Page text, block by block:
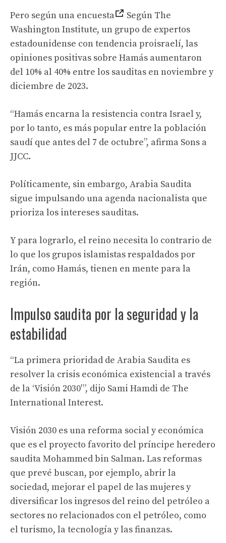
Pero según una encuesta
Según The
Washington Institute, un grupo de expertos
estadounidense con tendencia proisraelí, las
opiniones positivas sobre Hamás aumentaron
del 10% al 40% entre los sauditas en noviembre y
diciembre de 2023.
“Hamás encarna la resistencia contra Israel y,
por lo tanto, es más popular entre la población
saudí que antes del 7 de octubre”, afirma Sons a
JJCC.
Políticamente, sin embargo, Arabia Saudita
sigue impulsando una agenda nacionalista que
prioriza los intereses sauditas.
Y para lograrlo, el reino necesita lo contrario de
lo que los grupos islamistas respaldados por
Irán, como Hamás, tienen en mente para la
región.
Impulso saudita por la seguridad y la
estabilidad
“La primera prioridad de Arabia Saudita es
resolver la crisis económica existencial a través
de la ‘Visión 2030′”, dijo Sami Hamdi de The
International Interest.
Visión 2030 es una reforma social y económica
que es el proyecto favorito del príncipe heredero
saudita Mohammed bin Salman. Las reformas
que prevé buscan, por ejemplo, abrir la
sociedad, mejorar el papel de las mujeres y
diversificar los ingresos del reino del petróleo a
sectores no relacionados con el petróleo, como
el turismo, la tecnología y las finanzas.